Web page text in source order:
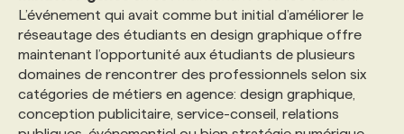
NOS AUTEUR‧RICES
POURQUOI CHOISIR NOS FORMATIONS
NOS TARIFS
PROGRAMMES DE SUBVENTIONS
FAQ
ANNONCEZ AVEC NOUS
L’événement qui avait comme but initial d’améliorer le
réseautage des étudiants en design graphique offre
maintenant l’opportunité aux étudiants de plusieurs
domaines de rencontrer des professionnels selon six
catégories de métiers en agence: design graphique,
conception publicitaire, service-conseil, relations